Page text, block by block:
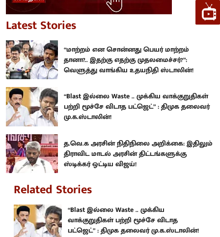
Latest Stories
“மாற்றம் என சொன்னது பெயர் மாற்றம்
தானா?.. இதற்கு எதற்கு முதலமைச்சர்?”:
வெளுத்து வாங்கிய உதயநிதி ஸ்டாலின்!
“Blast இல்லை Waste .. முக்கிய வாக்குறுதிகள்
பற்றி மூச்சே விடாத பட்ஜெட்” : திமுக தலைவர்
மு.க.ஸ்டாலின்!
த.வெ.க அரசின் நிதிநிலை அறிக்கை: இதிலும்
திராவிட மாடல் அரசின் திட்டங்களுக்கு
ஸ்டிக்கர் ஒட்டிய விஜய்!
Related Stories
“Blast இல்லை Waste .. முக்கிய
வாக்குறுதிகள் பற்றி மூச்சே விடாத
பட்ஜெட்” : திமுக தலைவர் மு.க.ஸ்டாலின்!